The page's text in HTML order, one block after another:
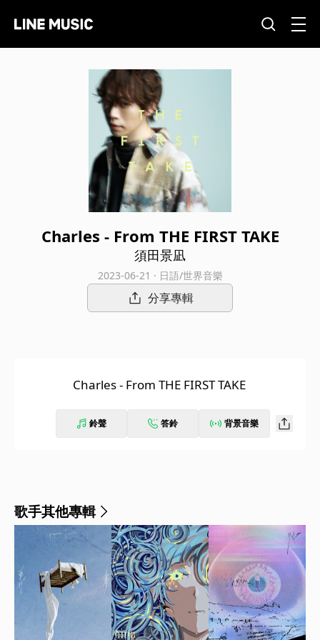
Charles - From THE FIRST TAKE
須田景凪
2023-06-21 · 日語/世界音樂
分享專輯
Charles - From THE FIRST TAKE
鈴聲 答鈴 背景音樂
歌手其他專輯